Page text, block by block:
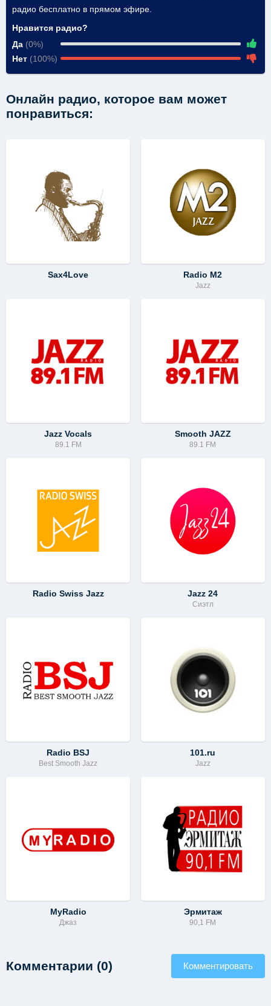
радио бесплатно в прямом эфире.
Нравится радио?
Да (0%)
Нет (100%)
Онлайн радио, которое вам может
понравиться:
Sax4Love Radio M2
Jazz
Jazz Vocals
89.1 FM
Smooth JAZZ
89.1 FM
Radio Swiss Jazz Jazz 24
Сиэтл
Radio BSJ
Best Smooth Jazz
101.ru
Jazz
MyRadio
Джаз
Эрмитаж
90,1 FM
Комментарии (0) Комментировать